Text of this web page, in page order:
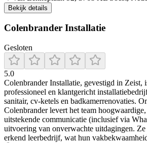
Bekijk details
Colenbrander Installatie
Gesloten
5.0
Colenbrander Installatie, gevestigd in Zeist,
professioneel en klantgericht
sanitair, cv-ketels en badkamerrenovaties.
Colenbrander levert het team
uitstekende communicatie (inclusief via
uitvoering van onverwachte uitdagingen.
erkend leerbedrijf, wat hun